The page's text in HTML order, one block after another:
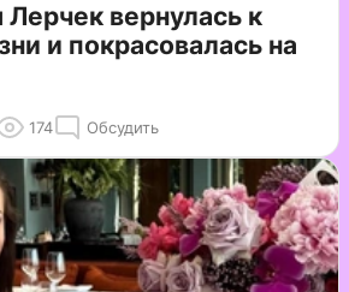
вернулась к
и покрасовалась на
174 Обсудить